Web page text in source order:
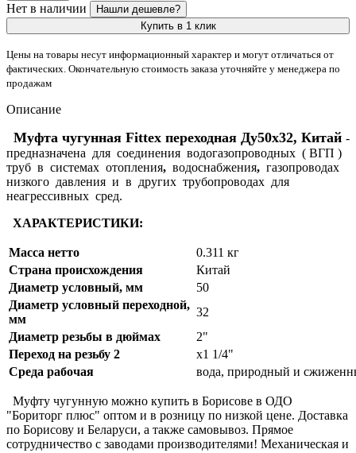
Нет в наличии
Нашли дешевле?
Купить в 1 клик
Цены на товары несут информационный характер и могут отличаться от
фактических. Окончательную стоимость заказа уточняйте у менеджера по
продажам
Описание
Муфта чугунная Fittex переходная Ду50х32, Китай -
предназначена для соединения водогазопроводных ( ВГП )
труб в системах отопления, водоснабжения, газопроводах
низкого давления и в других трубопроводах для
неагрессивных сред.
ХАРАКТЕРИСТИКИ:
Масса нетто
0.311 кг
Страна происхождения
Китай
Диаметр условный, мм
50
Диаметр условный переходной,
мм
32
Диаметр резьбы в дюймах
2"
Переход на резьбу 2
х1 1/4"
Среда рабочая
вода, природный и
Муфту чугунную можно купить в Борисове в ОДО
"Бориторг плюс" оптом и в розницу по низкой цене. Доставка
по Борисову и Беларуси, а также самовывоз. Прямое
сотрудничество с заводами производителями! Механическая и